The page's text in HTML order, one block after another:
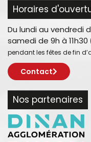
Horaires
Du lundi au vendredi
samedi de 9h à 11h30
pendant les fêtes de fin
Contact
Nos partenaires